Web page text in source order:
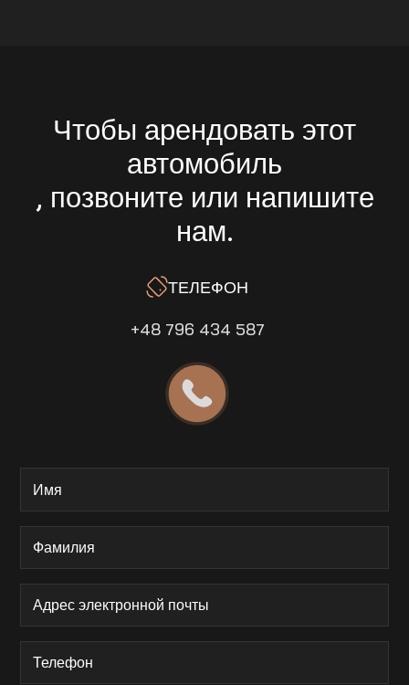
Чтобы арендовать этот
автомобиль
, позвоните или напишите
нам.
ТЕЛЕФОН
+48 796 434 587